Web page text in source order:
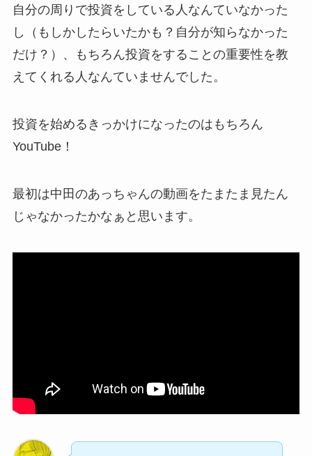
自分の周りで投資をしている人なんていなかった
し（もしかしたらいたかも？自分が知らなかった
だけ？）、もちろん投資をすることの重要性を教
えてくれる人なんていませんでした。
投資を始めるきっかけになったのはもちろん
YouTube！
最初は中田のあっちゃんの動画をたまたま見たん
じゃなかったかなぁと思います。